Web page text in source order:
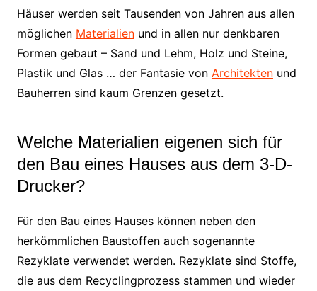
Häuser werden seit Tausenden von Jahren aus allen
möglichen Materialienund in allen nur denkbaren
Formen gebaut – Sand und Lehm, Holz und Steine,
Plastik und Glas … der Fantasie von Architektenund
Bauherren sind kaum Grenzen gesetzt.
Welche Materialien eigenen sich für
den Bau eines Hauses aus dem 3-D-
Drucker?
Für den Bau eines Hauses können neben den
herkömmlichen Baustoffen auch sogenannte
Rezyklate verwendet werden. Rezyklate sind Stoffe,
die aus dem Recyclingprozess stammen und wieder